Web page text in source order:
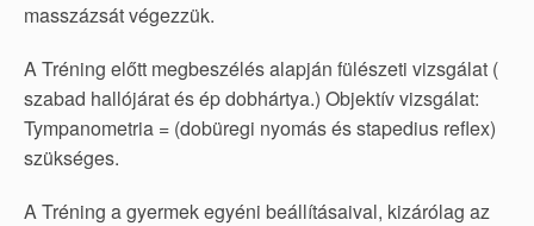
masszázsát végezzük.
A Tréning előtt megbeszélés alapján fülészeti vizsgálat (
szabad hallójárat és ép dobhártya.) Objektív vizsgálat:
Tympanometria = (dobüregi nyomás és stapedius reflex)
szükséges.
A Tréning a gyermek egyéni beállításaival, kizárólag az